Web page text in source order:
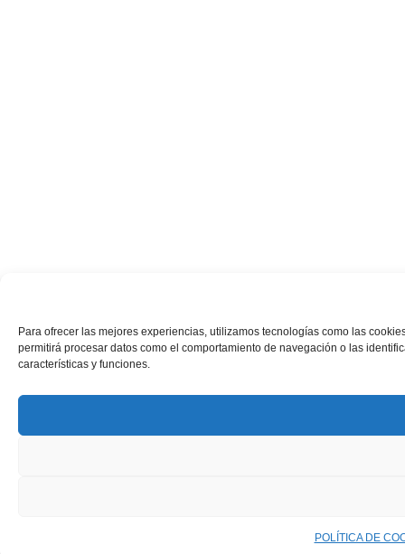
Para ofrecer las mejores experiencias, utilizamos tecnologías como las
permitirá procesar datos como el comportamiento de navegación o las
características y funciones.
POLÍTICA DE